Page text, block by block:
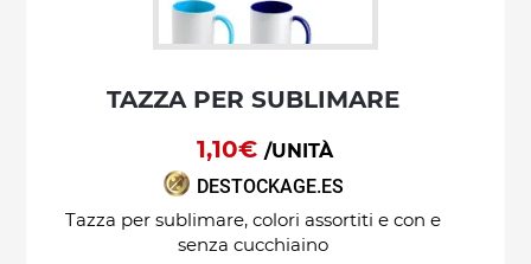
TAZZA PER SUBLIMARE
1,10€/UNITÀ
DESTOCKAGE.ES
Tazza per sublimare, colori assortiti e con e
senza cucchiaino